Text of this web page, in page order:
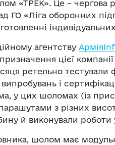
«ТРЕК». Це – чергова
ГО «Ліга оборонних
агентству
призначення цієї
ретельно тестували
і
у цих шоломах (із
з різних висот
й виконували роботи
шолом має